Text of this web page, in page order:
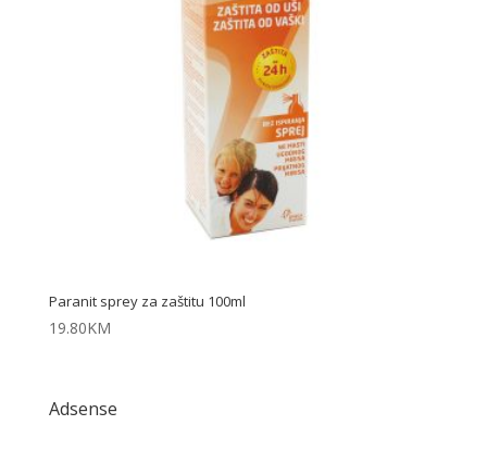
Paranit sprey za zaštitu 100ml
19.80KM
Adsense